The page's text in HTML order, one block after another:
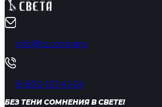
info@ts.company
8-800-101-41-04
БЕЗ ТЕНИ СОМНЕНИЯ В СВЕТЕ!